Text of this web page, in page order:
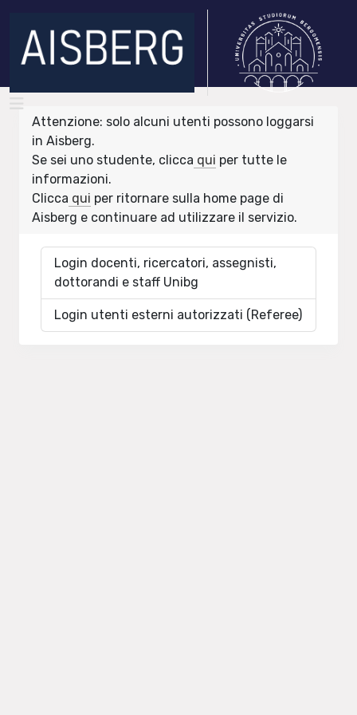
Attenzione: solo alcuni utenti possono loggarsi
in Aisberg.
Se sei uno studente, clicca qui per tutte le
informazioni.
Clicca qui per ritornare sulla home page di
Aisberg e continuare ad utilizzare il servizio.
Login docenti, ricercatori, assegnisti,
dottorandi e staff Unibg
Login utenti esterni autorizzati (Referee)